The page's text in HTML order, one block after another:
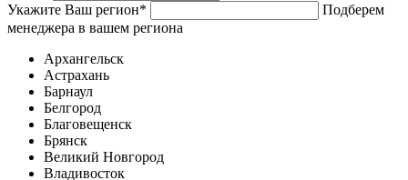
Укажите Ваш регион*
Подберем
менеджера в вашем региона
Архангельск
Астрахань
Барнаул
Белгород
Благовещенск
Брянск
Великий Новгород
Владивосток